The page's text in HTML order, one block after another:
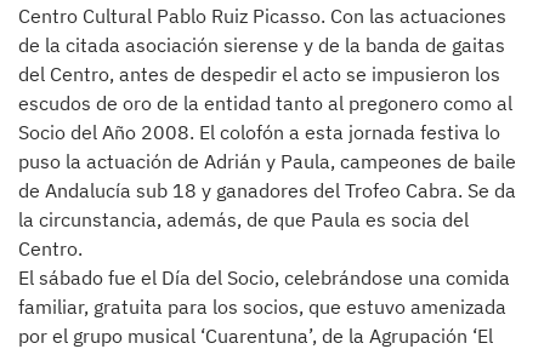
Centro Cultural Pablo Ruiz Picasso. Con las actuaciones
de la citada asociación sierense y de la banda de gaitas
del Centro, antes de despedir el acto se impusieron los
escudos de oro de la entidad tanto al pregonero como al
Socio del Año 2008. El colofón a esta jornada festiva lo
puso la actuación de Adrián y Paula, campeones de baile
de Andalucía sub 18 y ganadores del Trofeo Cabra. Se da
la circunstancia, además, de que Paula es socia del
Centro.
El sábado fue el Día del Socio, celebrándose una comida
familiar, gratuita para los socios, que estuvo amenizada
por el grupo musical ‘Cuarentuna’, de la Agrupación ‘El